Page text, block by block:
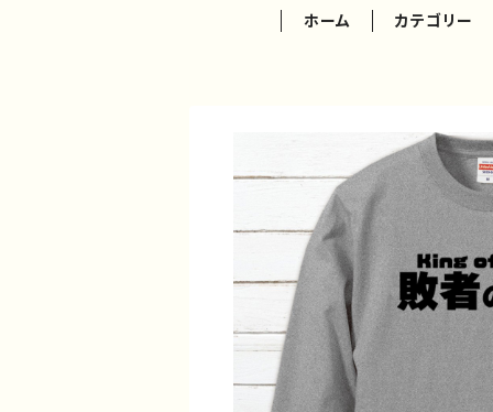
ホーム カテゴリー